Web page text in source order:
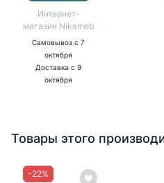
Интернет-
магазин Nikameb
Самовывозс 7
октября
Доставка с 9
октября
Товары этого
-22%